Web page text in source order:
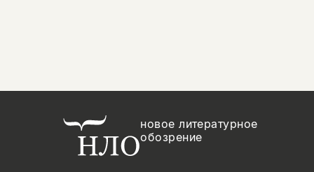
новое литературное
обозрение